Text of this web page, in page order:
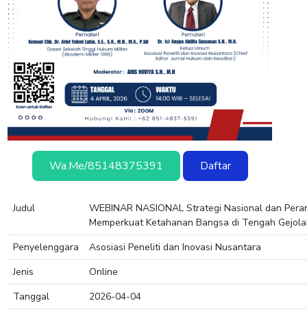
Wa.me/85148375391 Daftar
Judul
WEBINAR NASIONAL Strategi Nasional dan
Memperkuat Ketahanan Bangsa di Tengah
Penyelenggara
Asosiasi Peneliti dan Inovasi Nusantara
Jenis
Online
Tanggal
2026-04-04